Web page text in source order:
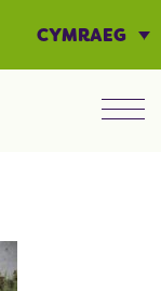
CYMRAEG